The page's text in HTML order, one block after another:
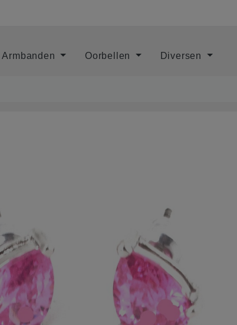
Armbanden Oorbellen Diversen